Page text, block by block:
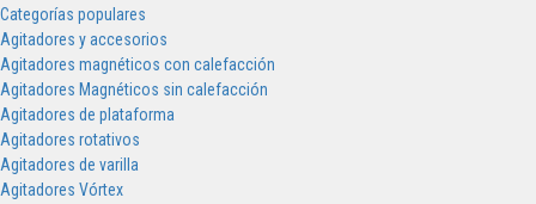
Categorías populares
Agitadores y accesorios
Agitadores magnéticos con calefacción
Agitadores Magnéticos sin calefacción
Agitadores de plataforma
Agitadores rotativos
Agitadores de varilla
Agitadores Vórtex